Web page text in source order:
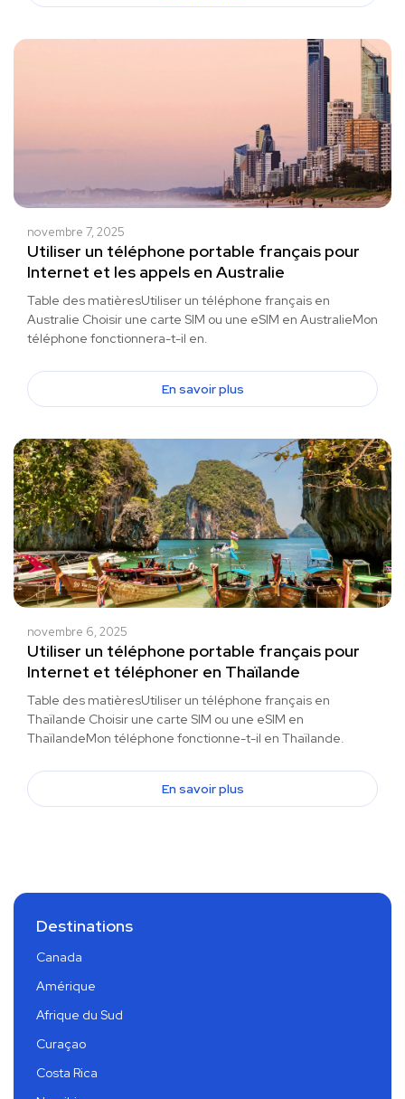
novembre 7, 2025
Utiliser un téléphone portable français pour
Internet et les appels en Australie
Table des matièresUtiliser un téléphone français en
Australie Choisir une carte SIM ou une eSIM en AustralieMon
téléphone fonctionnera-t-il en.
En savoir plus
novembre 6, 2025
Utiliser un téléphone portable français pour
Internet et téléphoner en Thaïlande
Table des matièresUtiliser un téléphone français en
Thaïlande Choisir une carte SIM ou une eSIM en
ThaïlandeMon téléphone fonctionne-t-il en Thaïlande.
En savoir plus
Destinations
Canada
Amérique
Afrique du Sud
Curaçao
Costa Rica